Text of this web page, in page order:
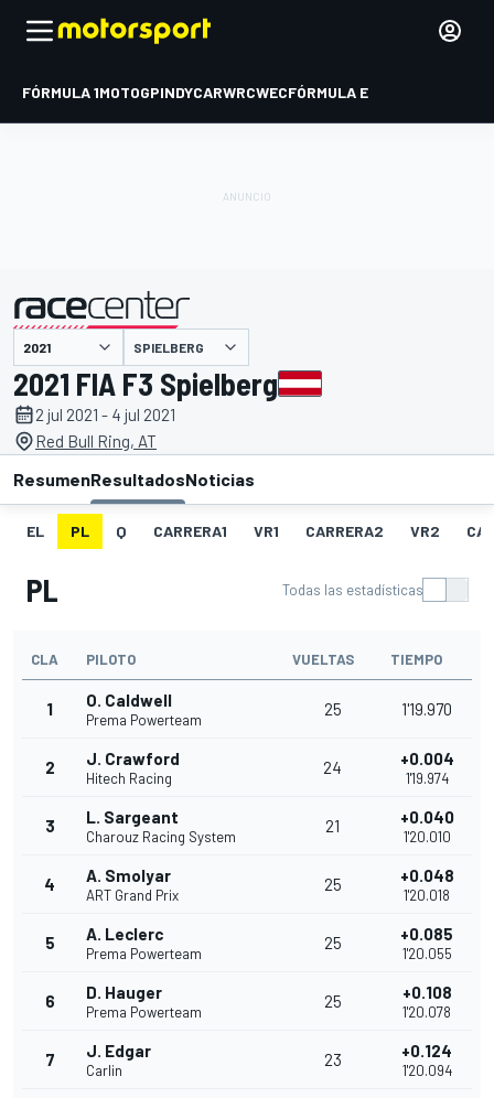
FÓRMULA 1MOTOGPINDYCARWRCWECFÓRMULA E
presentado por SPIELBERG
2021 FIA F3 Spielberg
2 jul 2021 - 4 jul 2021
Red Bull Ring, AT
ResumenResultadosNoticias
EL PL Q CARRERA1 VR1 CARRERA2 VR2
PL Todas las estadísticas
CLA PILOTO VUELTAS TIEMPO
1 O. Caldwell
Prema Powerteam
25 1'19.970
2 J. Crawford
Hitech Racing
24 +0.004
1'19.974
3 L. Sargeant
Charouz Racing System
21 +0.040
1'20.010
4 A. Smolyar
ART Grand Prix
25 +0.048
1'20.018
5 A. Leclerc
Prema Powerteam
25 +0.085
1'20.055
6 D. Hauger
Prema Powerteam
25 +0.108
1'20.078
7 J. Edgar
Carlin
23 +0.124
1'20.094